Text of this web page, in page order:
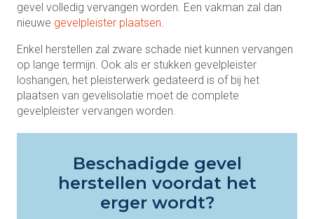
gevel volledig vervangen worden. Een vakman zal dan
nieuwe gevelpleister plaatsen.
Enkel herstellen zal zware schade niet kunnen vervangen
op lange termijn. Ook als er stukken gevelpleister
loshangen, het pleisterwerk gedateerd is of bij het
plaatsen van gevelisolatie moet de complete
gevelpleister vervangen worden.
Beschadigde gevel
herstellen voordat het
erger wordt?